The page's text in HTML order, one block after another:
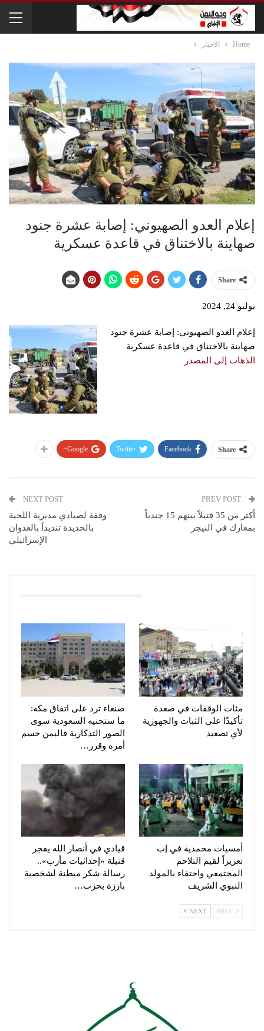
Home الاخبار
إعلام العدو الصهيوني: إصابة عشرة جنود
صهاينة بالاختناق في قاعدة عسكرية
Share
يوليو 24, 2024
إعلام العدو الصهيوني: إصابة عشرة جنود
صهاينة بالاختناق في قاعدة عسكرية
الذهاب إلى المصدر
Share
Facebook
Twitter
Google+
أكثر من 35 قتيلاً بينهم 15 جندياً
بمعارك في النيجر
NEXT POST
وقفة لصيادي مديرية اللحية
بالحديدة تنديداً بالعدوان
الإسرائيلي
مئات الوقفات في صعدة
تأكيدًا على الثبات والجهوزية
لأي تصعيد
صنعاء ترد على اتقاق مكه:
ما ستجنيه السعودية سوى
الصور التذكارية فاليمن حسم
أمره وقرر…
أمسيات محمدية في إب
تعزيزاً لقيم التلاحم
المجتمعي واحتفاء بالمولد
النبوي الشريف
قيادي في أنصار الله يفجر
قنبلة «إحداثيات مأرب»..
رسالة شكر مبطنة لشخصية
بارزة بحزب…
NEXT